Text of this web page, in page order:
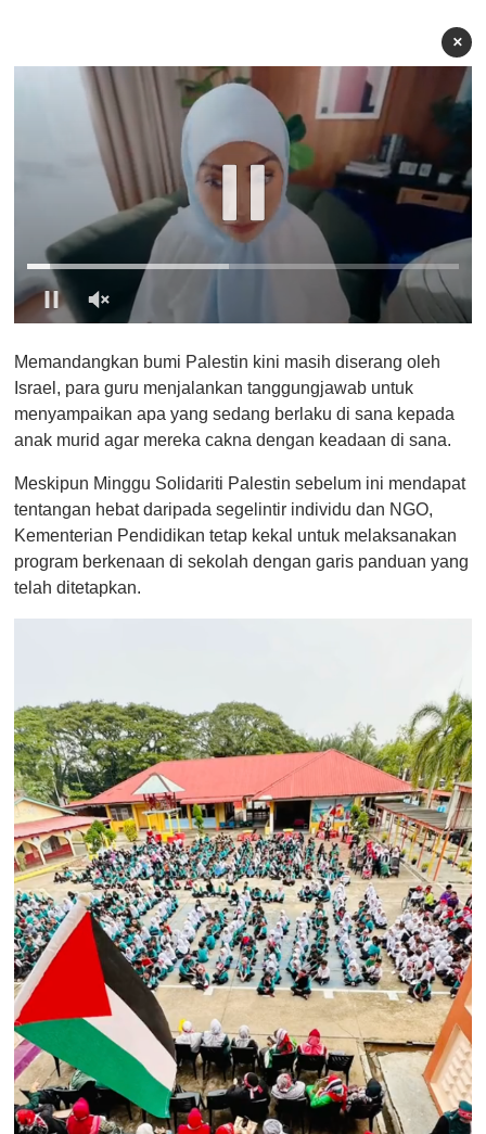
×
f
1
i
n
e
,
Memandangkan bumi Palestin kini masih diserang oleh
Israel, para guru menjalankan tanggungjawab untuk
menyampaikan apa yang sedang berlaku di sana kepada
anak murid agar mereka cakna dengan keadaan di sana.
Meskipun Minggu Solidariti Palestin sebelum ini mendapat
tentangan hebat daripada segelintir individu dan NGO,
Kementerian Pendidikan tetap kekal untuk melaksanakan
program berkenaan di sekolah dengan garis panduan yang
telah ditetapkan.